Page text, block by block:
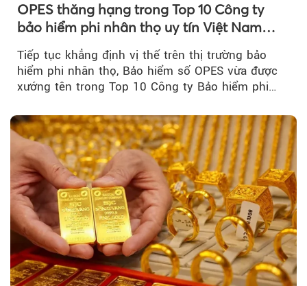
OPES thăng hạng trong Top 10 Công ty
bảo hiểm phi nhân thọ uy tín Việt Nam
2026
Tiếp tục khẳng định vị thế trên thị trường bảo
hiểm phi nhân thọ, Bảo hiểm số OPES vừa được
xướng tên trong Top 10 Công ty Bảo hiểm phi